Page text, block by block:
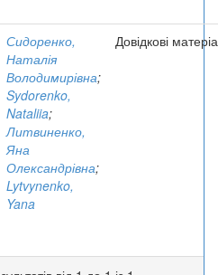
Сидоренко,
Наталія
Володимирівна;
Sydorenko,
Nataliia;
Литвиненко,
Яна
Олександрівна;
Lytvynenko,
Yana
Довідкові